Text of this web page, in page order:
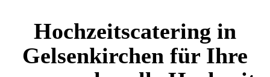
Hochzeitscatering in
Gelsenkirchen für Ihre